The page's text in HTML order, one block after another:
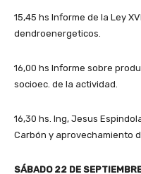
15,45 hs Informe de la Ley
dendroenergeticos.
16,00 hs Informe sobre
socioec. de la actividad.
16,30 hs. Ing, Jesus
Carbón y aprovechamiento
SÁBADO 22 DE